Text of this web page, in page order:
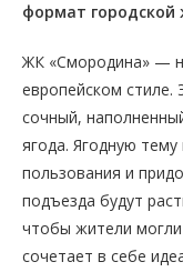
формат городской
ЖК «Смородина» —
европейском стиле.
сочный,
ягода. Ягодную
пользования и
подъезда будут
чтобы жители
сочетает в себе